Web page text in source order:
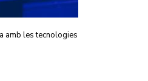
amb les tecnologies